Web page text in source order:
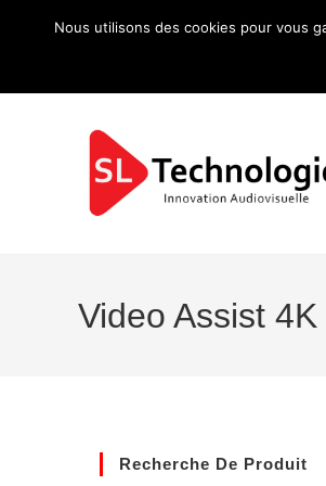
Video Assist
Recherche De Produit
Nous utilisons des cookies pour vous